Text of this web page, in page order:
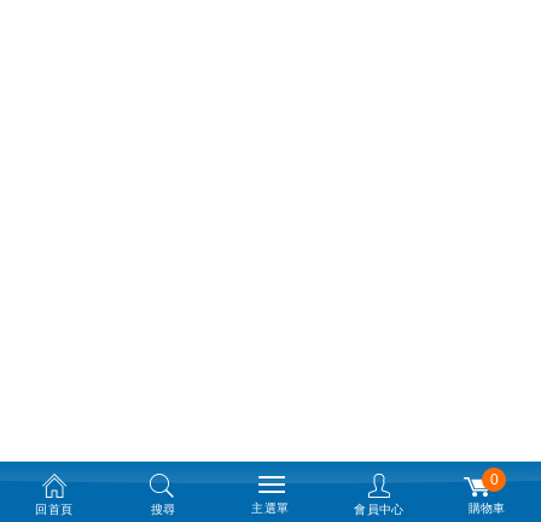
回首頁 搜尋 主選單 會員中心
0
購物車